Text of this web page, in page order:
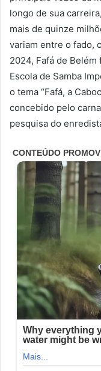
longo de sua
mais de quinze
variam entre o fado,
2024, Fafá de
Escola de Samba
o tema “Fafá, a
concebido pelo
pesquisa do